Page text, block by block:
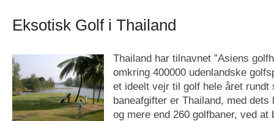
Eksotisk Golf i Thailand
Thailand har tilnavnet ”Asiens
omkring 400000 udenlandske
et ideelt vejr til golf hele året rundt
baneafgifter er Thailand, med dets
og mere end 260 golfbaner, ved at